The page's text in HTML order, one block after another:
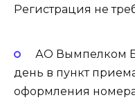
Регистрация не
АО Вымпелком
день в пункт
оформления